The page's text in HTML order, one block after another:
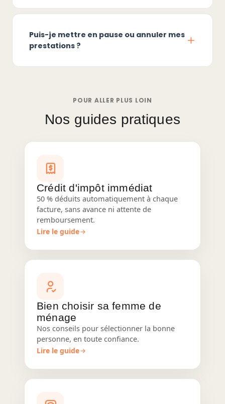
Puis-je mettre en pause ou annuler mes
prestations ?
POUR ALLER PLUS LOIN
Nos guides pratiques
Crédit d'impôt immédiat
50 % déduits automatiquement à chaque
facture, sans avance ni attente de
remboursement.
Lire le guide
Bien choisir sa femme de
ménage
Nos conseils pour sélectionner la bonne
personne, en toute confiance.
Lire le guide